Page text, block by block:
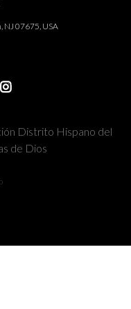
NJ 07675, USA
Distrito Hispano del
de Dios